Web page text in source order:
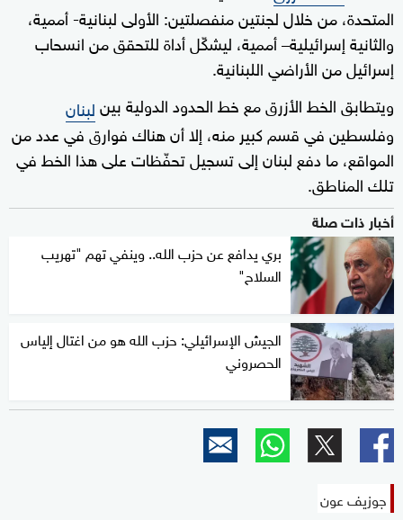
المتحدة، من خلال لجنتين منفصلتين: الأولى لبنانية- أممية،
والثانية إسرائيلية– أممية، ليشكّل أداة للتحقق من انسحاب
إسرائيل من الأراضي اللبنانية.
ويتطابق الخط الأزرق مع خط الحدود الدولية بينلبنان
وفلسطين في قسم كبير منه، إلا أن هناك فوارق في عدد من
المواقع، ما دفع لبنان إلى تسجيل تحفّظات على هذا الخط في
تلك المناطق.
أخبار ذات صلة
بري يدافع عن حزب الله.. وينفي تهم "تهريب
السلاح"
الجيش الإسرائيلي: حزب الله هو من اغتال إلياس
الحصروني
جوزيف عون